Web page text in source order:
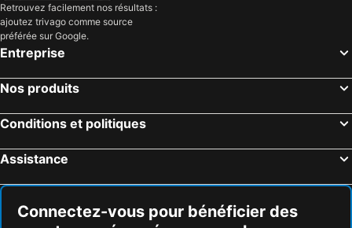
Edmonton, Alberta Hôtels
Niagara Falls, Ontario Hôtels
Retrouvez facilement nos résultats :
ajoutez trivago comme source
préférée sur Google.
Entreprise
Nos produits
Conditions et politiques
Assistance
Connectez-vous pour bénéficier des